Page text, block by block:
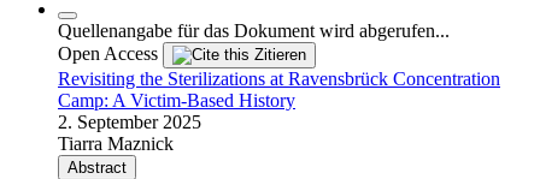
Quellenangabe für das Dokument wird abgerufen...
Open Access
Zitieren
Revisiting the Sterilizations at Ravensbrück Concentration
Camp: A Victim-Based History
2. September 2025
Tiarra Maznick
Abstract